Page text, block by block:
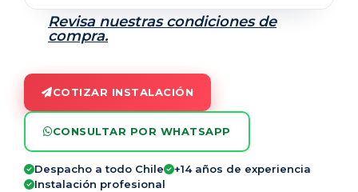
Revisa nuestras condiciones de
compra.
COTIZAR INSTALACIÓN
CONSULTAR POR WHATSAPP
Despacho a todo Chile
+14 años de experiencia
Instalación profesional